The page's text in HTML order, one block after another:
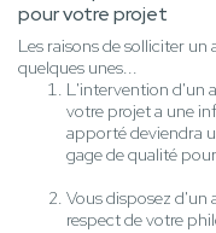
pour votre projet
Les raisons de solliciter
quelques unes...
L'intervention d'un
votre projet a une
apporté deviendra
gage de qualité
Vous disposez d'un
respect de votre